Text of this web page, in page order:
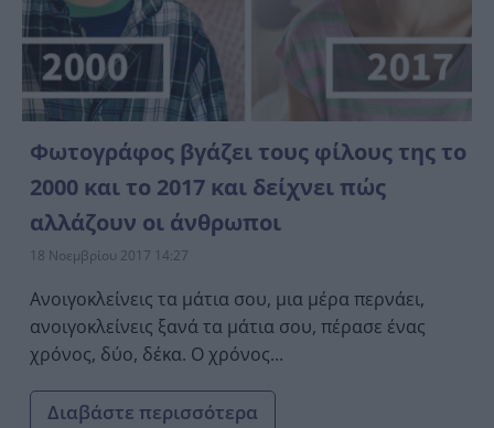
Φωτογράφος βγάζει τους φίλους της το
2000 και το 2017 και δείχνει πώς
αλλάζουν οι άνθρωποι
18 Νοεμβρίου 2017 14:27
Ανοιγοκλείνεις τα μάτια σου, μια μέρα περνάει,
ανοιγοκλείνεις ξανά τα μάτια σου, πέρασε ένας
χρόνος, δύο, δέκα. Ο χρόνος...
Διαβάστε περισσότερα